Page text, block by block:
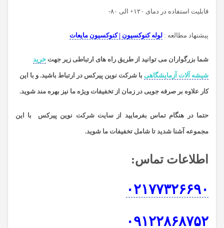
قابلیت استفاده در دمای ۱۲۰+ الی ۸۰-
پیشنهاد مطالعه : لوله کنوکسیون | کنوکسیون مایعات
شما بزرگواران می توانید از طریق راه های ارتباطی زیر جهت خرید
شیشه آلات آزمایشگاهی با شرکت نوین پیرکس در ارتباط باشید. و با این
کار علاوه بر صرفه جویی در زمان از تخفیفات ویژه ما نیز بهره مند شوید.
حتما در هنگام تماس بفرمایید از سایت شرکت نوین پیرکس با این
مجموعه آشنا شدید تا شامل تخفیفات ما شوید.
اطلاعات تماس:
۰۲۱۷۷۳۲۶۶۹۰
۰۹۱۲۲۸۶۸۷۵۲